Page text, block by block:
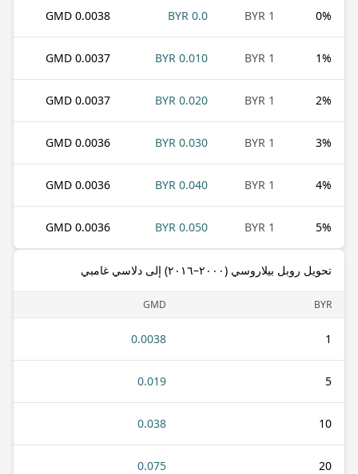
0%
1 BYR
0.0 BYR
0.0038 GMD
1%
1 BYR
0.010 BYR
0.0037 GMD
2%
1 BYR
0.020 BYR
0.0037 GMD
3%
1 BYR
0.030 BYR
0.0036 GMD
4%
1 BYR
0.040 BYR
0.0036 GMD
5%
1 BYR
0.050 BYR
0.0036 GMD
تحويل روبل بيلاروسي (٢٠٠٠–٢٠١٦) إلى دلاسي غامبي
BYR
GMD
1
0.0038
5
0.019
10
0.038
20
0.075